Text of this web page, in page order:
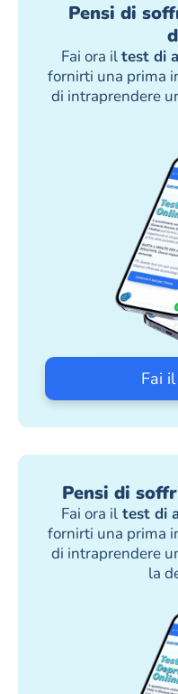
Pensi di
Fai ora iltest di
fornirti una prima
di intraprendere
Fai
Pensi di
Fai ora iltest di
fornirti una prima
di intraprendere
la